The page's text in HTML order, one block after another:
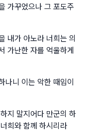
가꾸었으나 그 포도주
내가 아노라 너희는 의
가난한 자를 억울하게
나니 이는 악한 때임이
지 말지어다 만군의 하
희와 함께 하시리라